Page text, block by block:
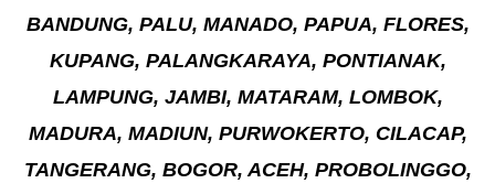
BANDUNG, PALU, MANADO, PAPUA, FLORES,
KUPANG, PALANGKARAYA, PONTIANAK,
LAMPUNG, JAMBI, MATARAM, LOMBOK,
MADURA, MADIUN, PURWOKERTO, CILACAP,
TANGERANG, BOGOR, ACEH, PROBOLINGGO,